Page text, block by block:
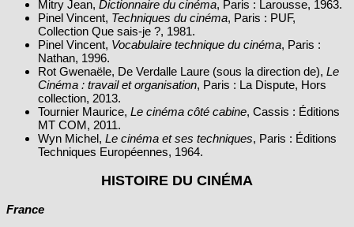
Mitry Jean, Dictionnaire du cinéma, Paris : Larousse, 1963.
Pinel Vincent, Techniques du cinéma, Paris : PUF,
Collection Que sais-je ?, 1981.
Pinel Vincent, Vocabulaire technique du cinéma, Paris :
Nathan, 1996.
Rot Gwenaële, De Verdalle Laure (sous la direction de), Le
Cinéma : travail et organisation, Paris : La Dispute, Hors
collection, 2013.
Tournier Maurice, Le cinéma côté cabine, Cassis : Éditions
MT COM, 2011.
Wyn Michel, Le cinéma et ses techniques, Paris : Éditions
Techniques Européennes, 1964.
HISTOIRE DU CINÉMA
France